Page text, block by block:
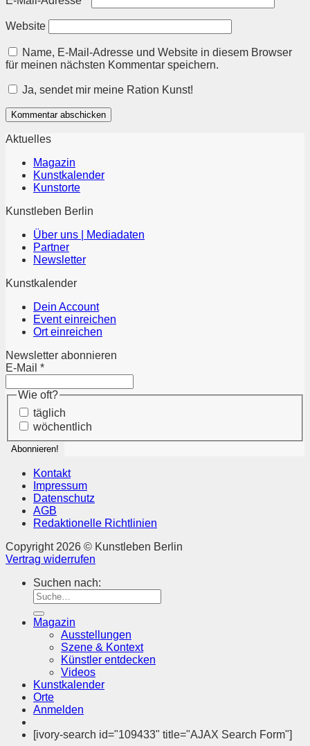
Website
Name, E-Mail-Adresse und Website in diesem Browser
für meinen nächsten Kommentar speichern.
Ja, sendet mir meine Ration Kunst!
Aktuelles
Magazin
Kunstkalender
Kunstorte
Kunstleben Berlin
Über uns | Mediadaten
Partner
Newsletter
Kunstkalender
Dein Account
Event einreichen
Ort einreichen
Newsletter abonnieren
E-Mail *
Wie oft?
täglich
wöchentlich
Kontakt
Impressum
Datenschutz
AGB
Redaktionelle Richtlinien
Copyright 2026 © Kunstleben Berlin
Vertrag widerrufen
Suchen nach:
Magazin
Ausstellungen
Szene & Kontext
Künstler entdecken
Videos
Kunstkalender
Orte
Anmelden
[ivory-search id="109433" title="AJAX Search Form"]